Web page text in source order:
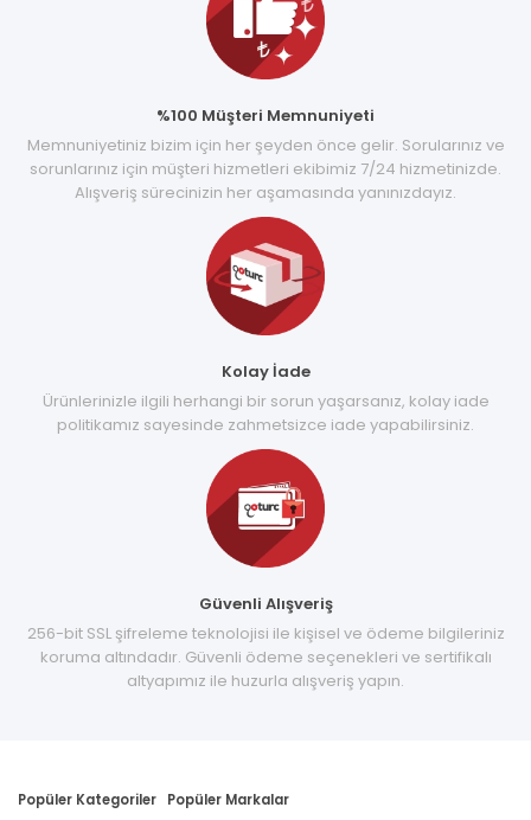
%100 Müşteri Memnuniyeti
Memnuniyetiniz bizim için her şeyden önce gelir. Sorularınız ve
sorunlarınız için müşteri hizmetleri ekibimiz 7/24 hizmetinizde.
Alışveriş sürecinizin her aşamasında yanınızdayız.
Kolay İade
Ürünlerinizle ilgili herhangi bir sorun yaşarsanız, kolay iade
politikamız sayesinde zahmetsizce iade yapabilirsiniz.
Güvenli Alışveriş
256-bit SSL şifreleme teknolojisi ile kişisel ve ödeme bilgileriniz
koruma altındadır. Güvenli ödeme seçenekleri ve sertifikalı
altyapımız ile huzurla alışveriş yapın.
Popüler Kategoriler Popüler Markalar